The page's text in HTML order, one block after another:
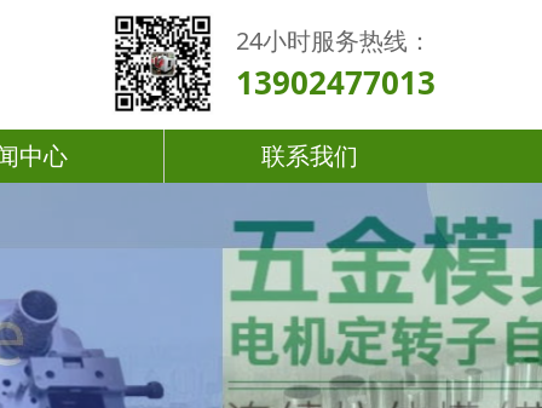
24小时服务热线：
13902477013
中心 联系我们